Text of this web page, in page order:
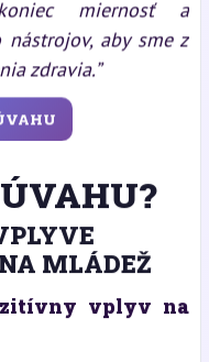
miernosť a
aby sme z
zdravia.”
MLÁDEŽ
vplyv na